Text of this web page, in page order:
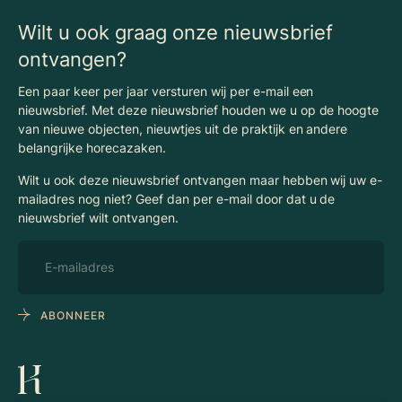
Wilt u ook graag onze nieuwsbrief
ontvangen?
Een paar keer per jaar versturen wij per e-mail een
nieuwsbrief. Met deze nieuwsbrief houden we u op de hoogte
van nieuwe objecten, nieuwtjes uit de praktijk en andere
belangrijke horecazaken.
Wilt u ook deze nieuwsbrief ontvangen maar hebben wij uw e-
mailadres nog niet? Geef dan per e-mail door dat u de
nieuwsbrief wilt ontvangen.
ABONNEER